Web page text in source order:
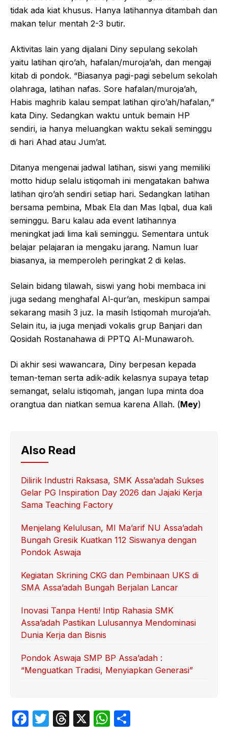
tidak ada kiat khusus. Hanya latihannya ditambah dan
makan telur mentah 2-3 butir.
Aktivitas lain yang dijalani Diny sepulang sekolah
yaitu latihan qiro’ah, hafalan/muroja’ah, dan mengaji
kitab di pondok. “Biasanya pagi-pagi sebelum sekolah
olahraga, latihan nafas. Sore hafalan/muroja’ah,
Habis maghrib kalau sempat latihan qiro’ah/hafalan,”
kata Diny. Sedangkan waktu untuk bemain HP
sendiri, ia hanya meluangkan waktu sekali seminggu
di hari Ahad atau Jum’at.
Ditanya mengenai jadwal latihan, siswi yang memiliki
motto hidup selalu istiqomah ini mengatakan bahwa
latihan qiro’ah sendiri setiap hari. Sedangkan latihan
bersama pembina, Mbak Ela dan Mas Iqbal, dua kali
seminggu. Baru kalau ada event latihannya
meningkat jadi lima kali seminggu. Sementara untuk
belajar pelajaran ia mengaku jarang. Namun luar
biasanya, ia memperoleh peringkat 2 di kelas.
Selain bidang tilawah, siswi yang hobi membaca ini
juga sedang menghafal Al-qur’an, meskipun sampai
sekarang masih 3 juz. Ia masih Istiqomah muroja’ah.
Selain itu, ia juga menjadi vokalis grup Banjari dan
Qosidah Rostanahawa di PPTQ Al-Munawaroh.
Di akhir sesi wawancara, Diny berpesan kepada
teman-teman serta adik-adik kelasnya supaya tetap
semangat, selalu istiqomah, jangan lupa minta doa
orangtua dan niatkan semua karena Allah. (Mey)
Also Read
Dilirik Industri Raksasa, SMK Assa’adah Sukses
Gelar PG Inspiration Day 2026 dan Jajaki Kerja
Sama Teaching Factory
Menjelang Kelulusan, MI Ma’arif NU Assa’adah
Bungah Gresik Kuatkan 112 Siswanya dengan
Pondok Aswaja
Kegiatan Skrining CKG dan Pembinaan UKS di
SMA Assa’adah Bungah Berjalan Lancar
Inovasi Tanpa Henti! Intip Rahasia SMK
Assa’adah Pastikan Lulusannya Mendominasi
Dunia Kerja dan Bisnis
Pondok Aswaja SMP BP Assa’adah :
“Menguatkan Tradisi, Menyiapkan Generasi”
F
T
T
X
W